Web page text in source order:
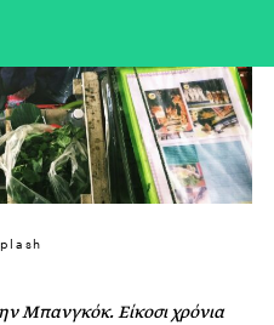
Μπανγκόκ.Είκοσι χρόνια